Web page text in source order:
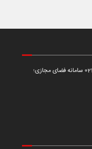
سامانه پیام گیر دفتر مرکزی تهران؛ 66014205 - 021 سامانه فضای مجازی؛